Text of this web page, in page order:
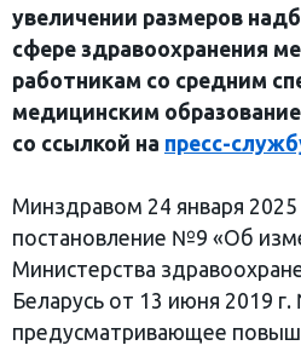
увеличении размеров
сфере здравоохранения
работникам со средним
медицинским
со ссылкой на пресс-
Минздравом 24 января
постановление №9 «Об
Министерства
Беларусь от 13 июня 2019
предусматривающее